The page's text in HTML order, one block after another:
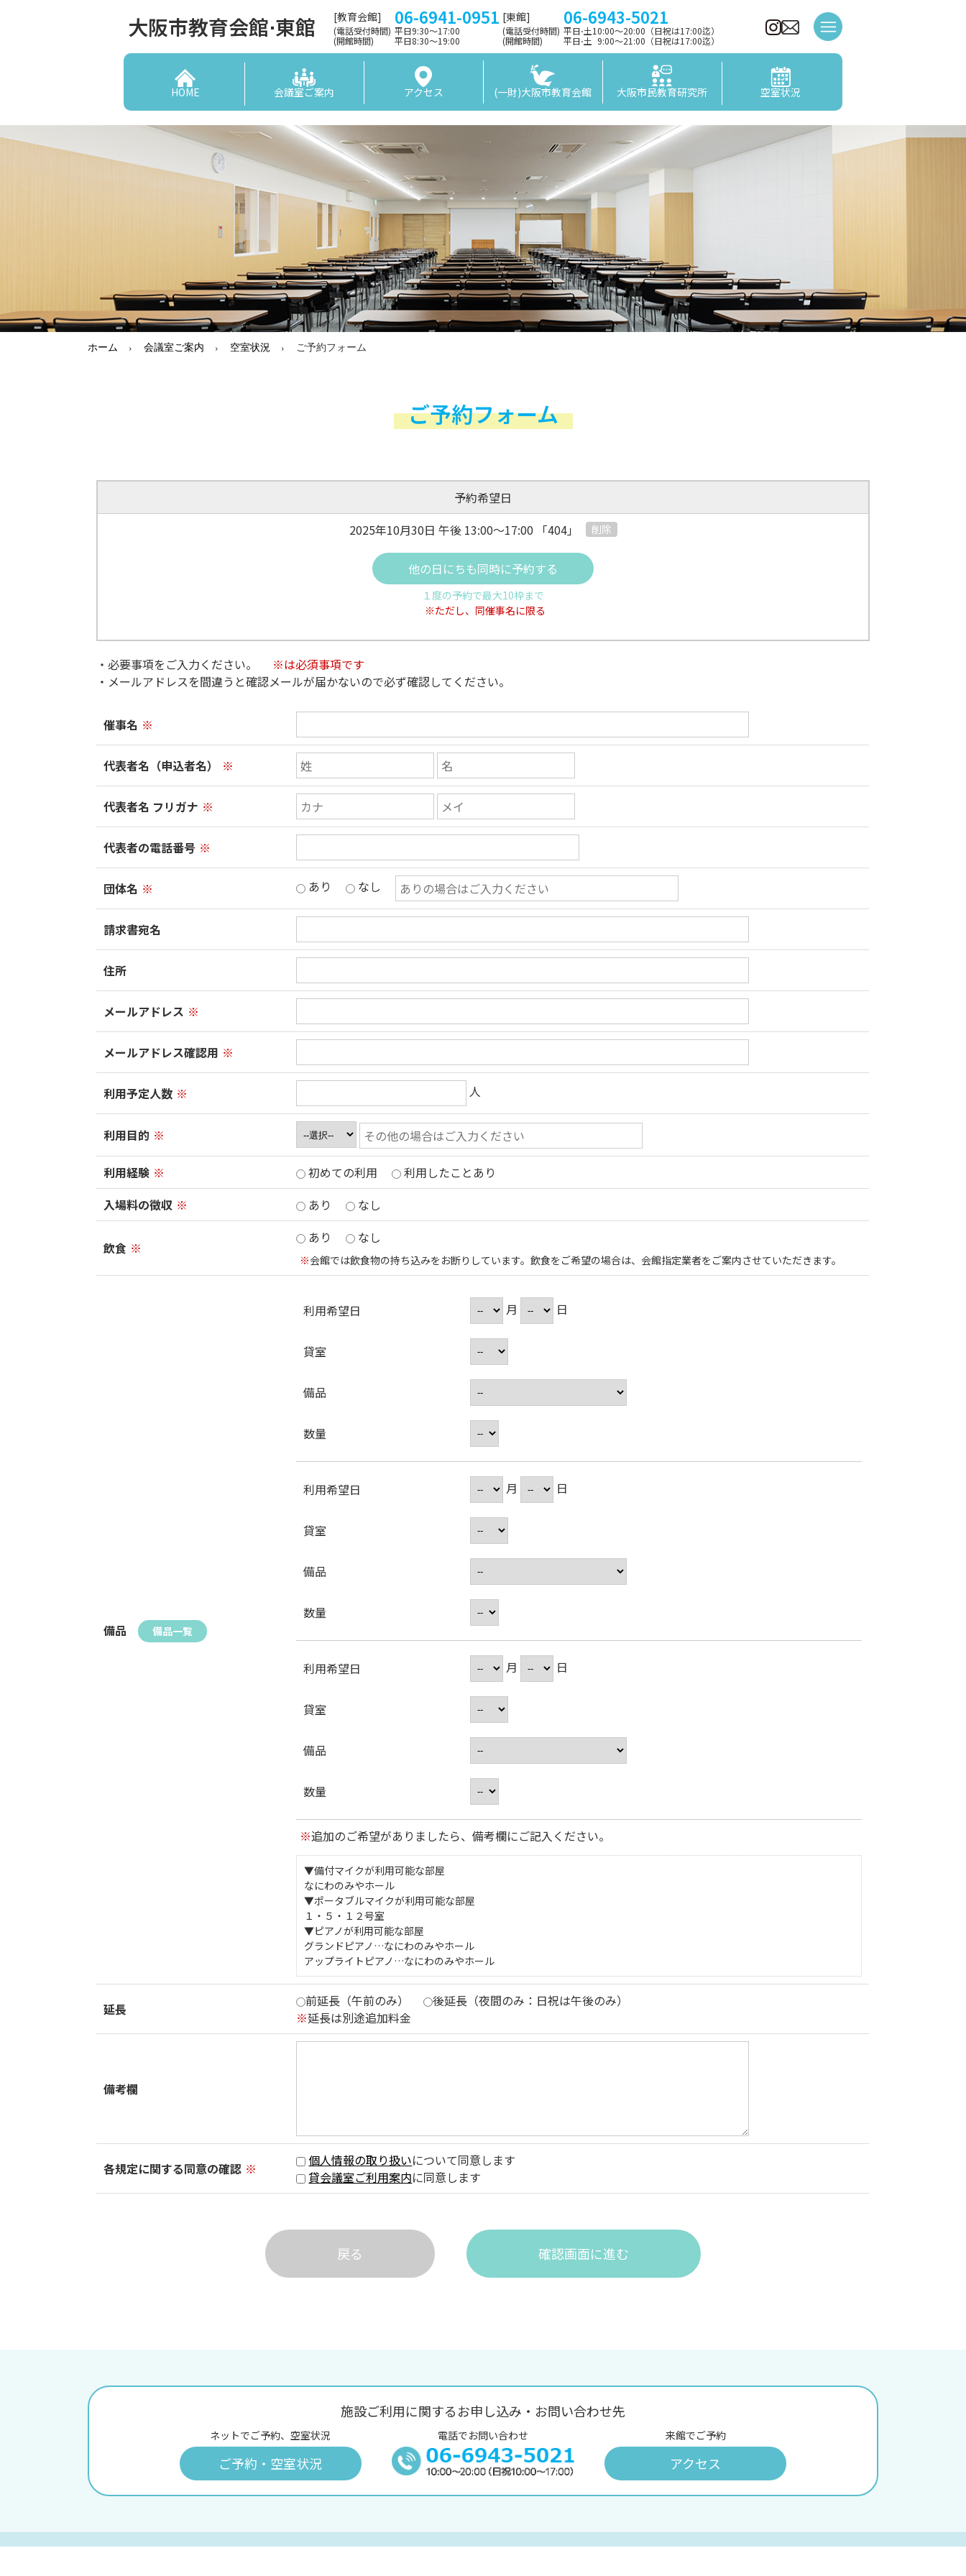
大阪市教育会館⋅東館 [教育会館] 06-6941-0951
(電話受付時間) 平日9:30〜17:00
(開館時間)
平日8:30〜19:00
[東館] 06-6943-5021
(電話受付時間) 平日⋅土10:00～20:00（日祝は17:00迄）
(開館時間)
平日⋅土 9:00〜21:00（日祝は17:00迄）
HOME 会議室ご案内 アクセス (一財)大阪市教育会館 大阪市民教育研究所 空室状況
ホーム 会議室ご案内 空室状況 ご予約フォーム
ご予約フォーム
予約希望日
2025年10月30日 午後13:00～17:00 「404」 削除
他の日にちも同時に予約する
１度の予約で最大10枠まで
※ただし、同催事名に限る
・必要事項をご入力ください。
※は必須事項です
・メールアドレスを間違うと確認メールが届かないので必ず確認してください。
催事名 ※
代表者名（申込者名） ※
代表者名 フリガナ ※
代表者の電話番号 ※
団体名 ※ あり なし
請求書宛名
住所
メールアドレス ※
メールアドレス確認用 ※
利用予定人数 ※ 人
利用目的 ※
利用経験 ※ 初めての利用
利用したことあり
入場料の徴収 ※ あり なし
飲食 ※
あり なし
※会館では飲食物の持ち込みをお断りしています。飲食をご希望の場合は、会館指定業者をご案内させていただきます。
備品 備品一覧
利用希望日 月 日
貸室
備品
数量
利用希望日 月 日
貸室
備品
数量
利用希望日 月 日
貸室
備品
数量
※追加のご希望がありましたら、備考欄にご記入ください。
▼備付マイクが利用可能な部屋
なにわのみやホール
▼ポータブルマイクが利用可能な部屋
１・５・１２号室
▼ピアノが利用可能な部屋
グランドピアノ…なにわのみやホール
アップライトピアノ…なにわのみやホール
延長 前延長（午前のみ）
後延長（夜間のみ：日祝は午後のみ）
※延長は別途追加料金
備考欄
各規定に関する同意の確認 ※ 個人情報の取り扱いについて同意します
貸会議室ご利用案内に同意します
戻る 確認画面に進む
施設ご利用に関するお申し込み・お問い合わせ先
ネットでご予約、空室状況
ご予約・空室状況
電話でお問い合わせ 来館でご予約
アクセス